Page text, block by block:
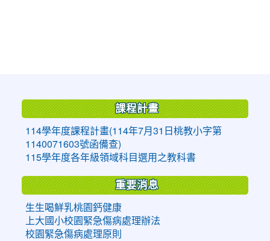
課程計畫
114學年度課程計畫(114年7月31日桃教小字第
1140071603號函備查)
115學年度各年級領域科目選用之教科書
重要消息
生生喝鮮乳桃園鈣健康
上大國小校園緊急傷病處理辦法
校園緊急傷病處理原則